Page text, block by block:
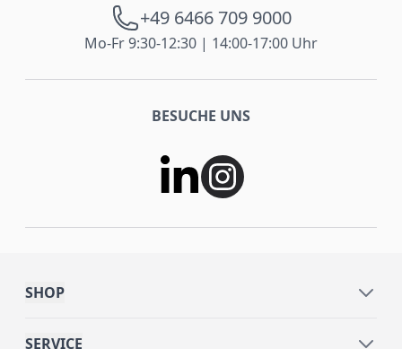
+49 6466 709 9000
Mo-Fr 9:30-12:30 | 14:00-17:00 Uhr
BESUCHE UNS
SHOP
SERVICE